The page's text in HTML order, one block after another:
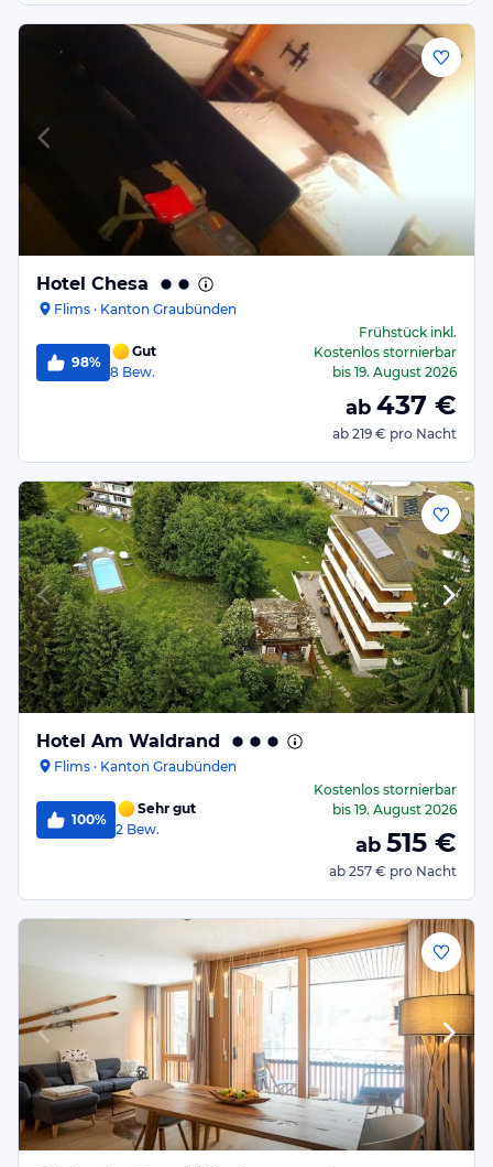
Hotel Chesa
Flims · Kanton Graubünden
98%
Gut
8 Bew.
Frühstückinkl.
Kostenlos stornierbar
bis 19. August 2026
ab 437 €
ab 219 € pro Nacht
Hotel Am Waldrand
Flims · Kanton Graubünden
100%
Sehr gut
2 Bew.
Kostenlos stornierbar
bis 19. August 2026
ab 515 €
ab 257 € pro Nacht